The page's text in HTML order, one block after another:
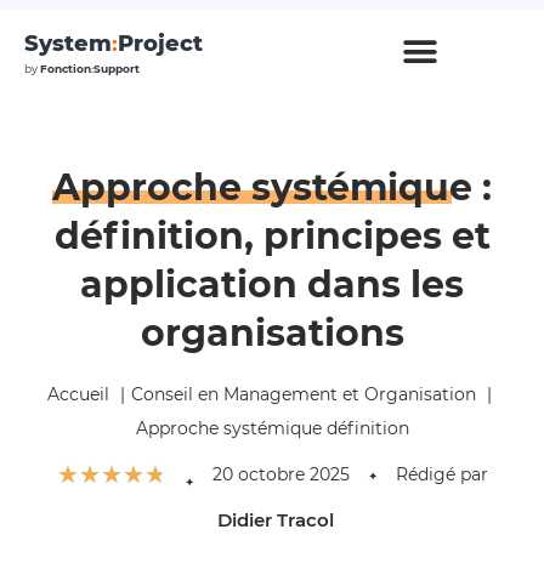
System:Project
byFonction:Support
Approche systémique :
définition, principes et
application dans les
organisations
Accueil
Conseil en Management et Organisation
Approche systémique définition
☆☆☆☆☆ ✦ 20 octobre 2025 ✦ Rédigé par
Didier Tracol